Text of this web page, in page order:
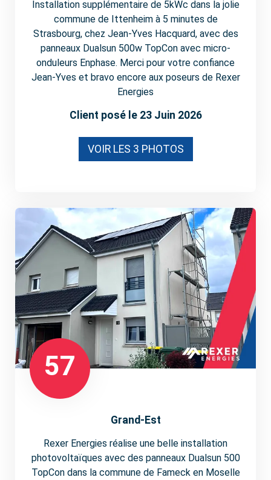
Installation supplémentaire de 5kWc dans la jolie
commune de Ittenheim à 5 minutes de
Strasbourg, chez Jean-Yves Hacquard, avec des
panneaux Dualsun 500w TopCon avec micro-
onduleurs Enphase. Merci pour votre confiance
Jean-Yves et bravo encore aux poseurs de Rexer
Energies
Client posé le 23 Juin 2026
VOIR LES 3 PHOTOS
57
Grand-Est
Rexer Energies réalise une belle installation
photovoltaïques avec des panneaux Dualsun 500
TopCon dans la commune de Fameck en Moselle